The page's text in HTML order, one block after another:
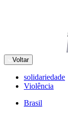
Voltar
solidariedade
Violência
Brasil